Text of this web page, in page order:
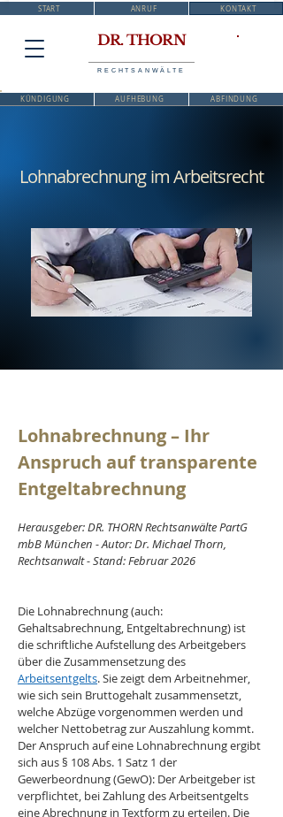
START ANRUF KONTAKT
DR. THORN
RECHTSANWÄLTE
KÜNDIGUNG AUFHEBUNG ABFINDUNG
Lohnabrechnung im Arbeitsrecht
Lohnabrechnung – Ihr
Anspruch auf transparente
Entgeltabrechnung
Herausgeber: DR. THORN Rechtsanwälte PartG
mbB München - Autor: Dr. Michael Thorn,
Rechtsanwalt - Stand: Februar 2026
Die Lohnabrechnung (auch:
Gehaltsabrechnung, Entgeltabrechnung) ist
die schriftliche Aufstellung des Arbeitgebers
über die Zusammensetzung des
Arbeitsentgelts. Sie zeigt dem Arbeitnehmer,
wie sich sein Bruttogehalt zusammensetzt,
welche Abzüge vorgenommen werden und
welcher Nettobetrag zur Auszahlung kommt.
Der Anspruch auf eine Lohnabrechnung ergibt
sich aus § 108 Abs. 1 Satz 1 der
Gewerbeordnung (GewO): Der Arbeitgeber ist
verpflichtet, bei Zahlung des Arbeitsentgelts
eine Abrechnung in Textform zu erteilen. Die